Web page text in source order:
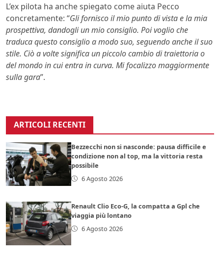
L’ex pilota ha anche spiegato come aiuta Pecco
concretamente: “Gli fornisco il mio punto di vista e la mia
prospettiva, dandogli un mio consiglio. Poi voglio che
traduca questo consiglio a modo suo, seguendo anche il suo
stile. Ciò a volte significa un piccolo cambio di traiettoria o
del mondo in cui entra in curva. Mi focalizzo maggiormente
sulla gara”.
ARTICOLI RECENTI
Bezzecchi non si nasconde: pausa difficile e
condizione non al top, ma la vittoria resta
possibile
6 Agosto 2026
Renault Clio Eco-G, la compatta a Gpl che
viaggia più lontano
6 Agosto 2026